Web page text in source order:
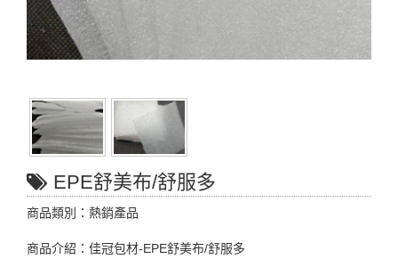
EPE舒美布/舒服多
商品類別：熱銷產品
商品介紹：佳冠包材-EPE舒美布/舒服多